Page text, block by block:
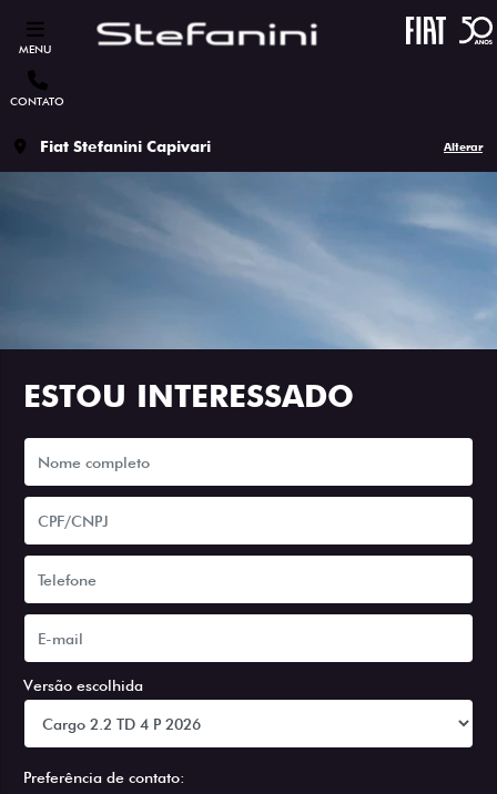
MENU
CONTATO
Fiat Stefanini Capivari Alterar
ESTOU INTERESSADO
Versão escolhida
Preferência de contato: